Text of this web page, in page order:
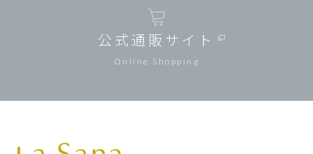
公式通販サイト
Online Shopping